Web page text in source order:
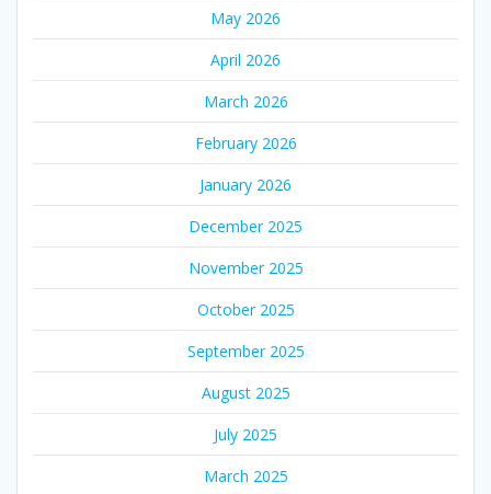
May 2026
April 2026
March 2026
February 2026
January 2026
December 2025
November 2025
October 2025
September 2025
August 2025
July 2025
March 2025